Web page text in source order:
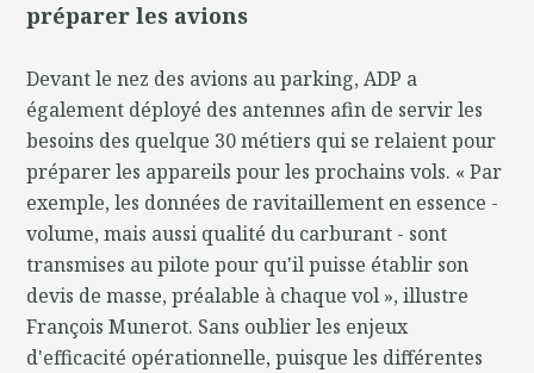
préparer les avions
Devant le nez des avions au parking, ADP a
également déployé des antennes afin de servir les
besoins des quelque 30 métiers qui se relaient pour
préparer les appareils pour les prochains vols. « Par
exemple, les données de ravitaillement en essence -
volume, mais aussi qualité du carburant - sont
transmises au pilote pour qu'il puisse établir son
devis de masse, préalable à chaque vol », illustre
François Munerot. Sans oublier les enjeux
d'efficacité opérationnelle, puisque les différentes